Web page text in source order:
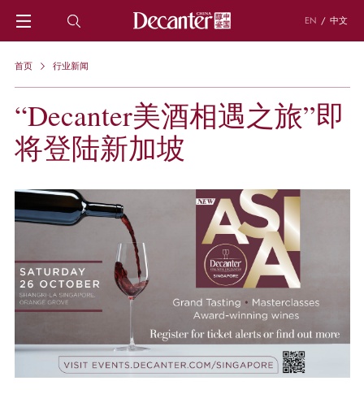
EN / 中文
首页
行业新闻
葡萄酒产区
中国葡萄酒
葡萄酒学习
WSET和葡萄酒小测验
食谱和餐酒搭配
葡萄酒词典
名庄档案
投资指南
名家专栏
以酒会友
首页 行业新闻
“Decanter美酒相遇之旅”即
将登陆新加坡